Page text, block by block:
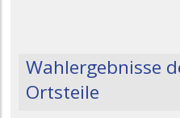
Wahlergebnisse
Ortsteile